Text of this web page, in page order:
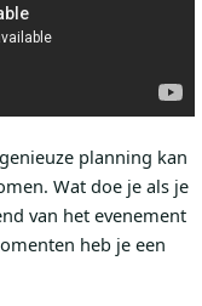
planning kan
Wat doe je als je
van het evenement
heb je een